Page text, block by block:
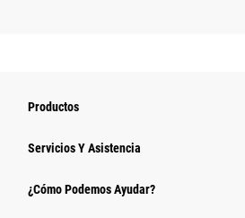
Productos
Servicios Y Asistencia
¿Cómo Podemos Ayudar?